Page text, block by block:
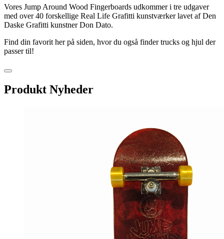
Vores Jump Around Wood Fingerboards udkommer i tre udgaver
med over 40 forskellige Real Life Grafitti kunstværker lavet af Den
Daske Grafitti kunstner Don Dato.
Find din favorit her på siden, hvor du også finder trucks og hjul der
passer til!
Produkt Nyheder